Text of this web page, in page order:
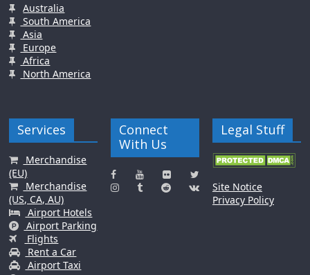
Australia
South America
Asia
Europe
Africa
North America
Services
Merchandise
(EU)
Merchandise
(US, CA, AU)
Airport Hotels
Airport Parking
Flights
Rent a Car
Airport Taxi
Connect
With Us
Legal Stuff
Site Notice
Privacy Policy